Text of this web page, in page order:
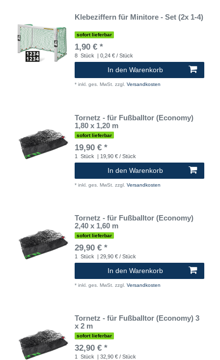
Klebeziffern für Minitore - Set (2x 1-4)
sofort lieferbar
1,90 € *
8 Stück | 0,24 € / Stück
In den Warenkorb
* inkl. ges. MwSt. zzgl. Versandkosten
Tornetz - für Fußballtor (Economy)
1,80 x 1,20 m
sofort lieferbar
19,90 € *
1 Stück | 19,90 € / Stück
In den Warenkorb
* inkl. ges. MwSt. zzgl. Versandkosten
Tornetz - für Fußballtor (Economy)
2,40 x 1,60 m
sofort lieferbar
29,90 € *
1 Stück | 29,90 € / Stück
In den Warenkorb
* inkl. ges. MwSt. zzgl. Versandkosten
Tornetz - für Fußballtor (Economy) 3
x 2 m
sofort lieferbar
32,90 € *
1 Stück | 32,90 € / Stück